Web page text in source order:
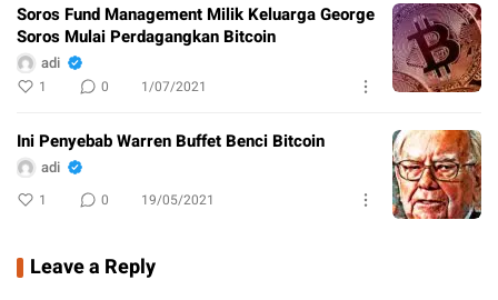
Soros Fund Management Milik Keluarga George
Soros Mulai Perdagangkan Bitcoin
adi
1 0 1/07/2021
Ini Penyebab Warren Buffet Benci Bitcoin
adi
1 0 19/05/2021
Leave a Reply